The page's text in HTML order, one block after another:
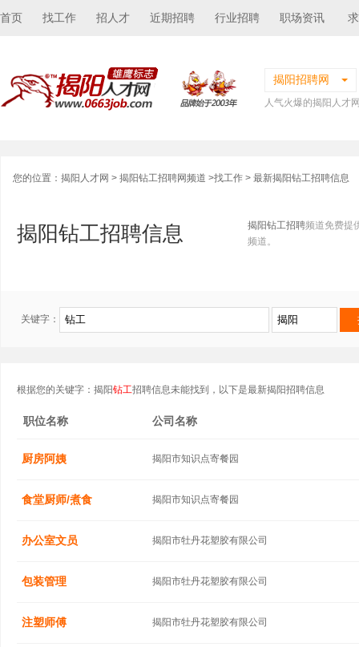
首页 找工作 招人才 近期招聘 行业招聘 职场资讯
揭阳招聘网
人气火爆的揭阳人才
您的位置： 揭阳人才网 > 揭阳钻工招聘网频道 >找工作 > 最新揭阳钻工招聘信息
揭阳钻工招聘信息 揭阳钻工招聘频道免费提
频道。
关键字：
根据您的关键字：揭阳钻工招聘信息未能找到，以下是最新揭阳招聘信息
职位名称 公司名称
厨房阿姨 揭阳市知识点寄餐园
食堂厨师/煮食 揭阳市知识点寄餐园
办公室文员 揭阳市牡丹花塑胶有限公司
包装管理 揭阳市牡丹花塑胶有限公司
注塑师傅 揭阳市牡丹花塑胶有限公司